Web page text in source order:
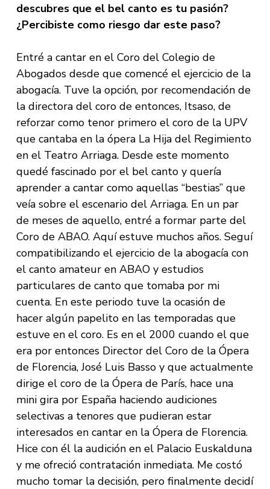
descubres que el bel canto es tu pasión?
¿Percibiste como riesgo dar este paso?
Entré a cantar en el Coro del Colegio de
Abogados desde que comencé el ejercicio de la
abogacía. Tuve la opción, por recomendación de
la directora del coro de entonces, Itsaso, de
reforzar como tenor primero el coro de la UPV
que cantaba en la ópera La Hija del Regimiento
en el Teatro Arriaga. Desde este momento
quedé fascinado por el bel canto y quería
aprender a cantar como aquellas “bestias” que
veía sobre el escenario del Arriaga. En un par
de meses de aquello, entré a formar parte del
Coro de ABAO. Aquí estuve muchos años. Seguí
compatibilizando el ejercicio de la abogacía con
el canto amateur en ABAO y estudios
particulares de canto que tomaba por mi
cuenta. En este periodo tuve la ocasión de
hacer algún papelito en las temporadas que
estuve en el coro. Es en el 2000 cuando el que
era por entonces Director del Coro de la Ópera
de Florencia, José Luis Basso y que actualmente
dirige el coro de la Ópera de París, hace una
mini gira por España haciendo audiciones
selectivas a tenores que pudieran estar
interesados en cantar en la Ópera de Florencia.
Hice con él la audición en el Palacio Euskalduna
y me ofreció contratación inmediata. Me costó
mucho tomar la decisión, pero finalmente decidí